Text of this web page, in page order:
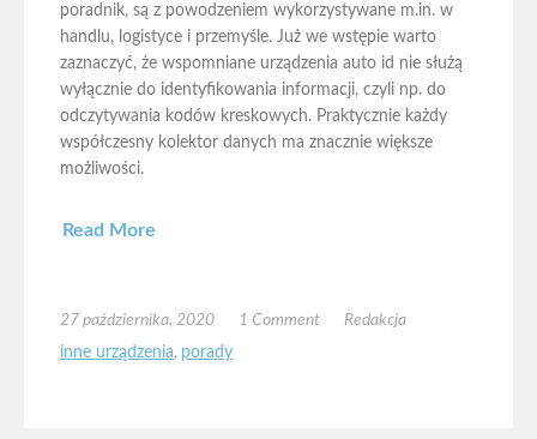
poradnik, są z powodzeniem wykorzystywane m.in. w
handlu, logistyce i przemyśle. Już we wstępie warto
zaznaczyć, że wspomniane urządzenia auto id nie służą
wyłącznie do identyfikowania informacji, czyli np. do
odczytywania kodów kreskowych. Praktycznie każdy
współczesny kolektor danych ma znacznie większe
możliwości.
Read More
27 października, 2020 1 Comment
Redakcja
inne urządzenia, porady